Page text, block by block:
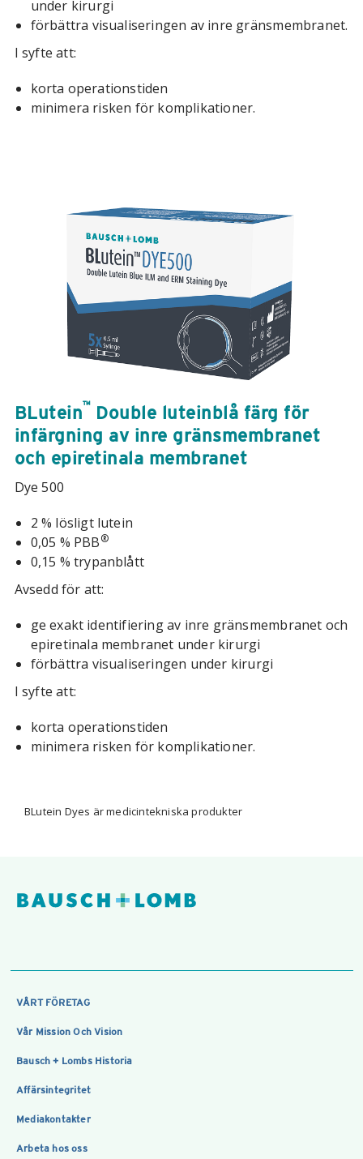
under kirurgi
förbättra visualiseringen av inre gränsmembranet.
I syfte att:
korta operationstiden
minimera risken för komplikationer.
BLutein™Double luteinblå färg för
infärgning av inre gränsmembranet
och epiretinala membranet
Dye 500
2 % lösligt lutein
0,05 % PBB®
0,15 % trypanblått
Avsedd för att:
ge exakt identifiering av inre gränsmembranet och
epiretinala membranet under kirurgi
förbättra visualiseringen under kirurgi
I syfte att:
korta operationstiden
minimera risken för komplikationer.
BLutein Dyes är medicintekniska produkter
VÅRT FÖRETAG
Vår Mission Och Vision
Bausch + Lombs Historia
Affärsintegritet
Mediakontakter
Arbeta hos oss